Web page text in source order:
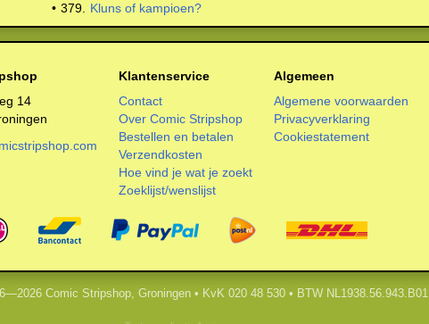
• 379. Kluns of kampioen?
14
Klantenservice
Contact
Over Comic Stripshop
Bestellen en betalen
Verzendkosten
Hoe vind je wat je zoekt
Zoeklijst/wenslijst
Algemeen
Algemene voorwaarden
Privacyverklaring
Cookiestatement
Comic Stripshop, Groningen • KvK 020 48 530 • BTW NL1938.56.943.B01